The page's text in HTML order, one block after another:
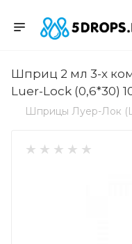
Шприц 2 мл 3-х
Luer-Lock (0,6*30)
Шприцы Луер-Лок